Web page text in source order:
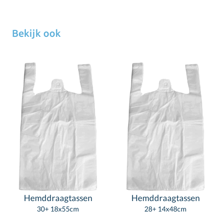
Bekijk ook
Hemddraagtassen
30+ 18x55cm
Hemddraagtassen
28+ 14x48cm